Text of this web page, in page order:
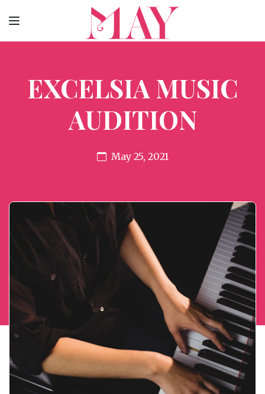
EXCELSIA MUSIC
AUDITION
May 25, 2021